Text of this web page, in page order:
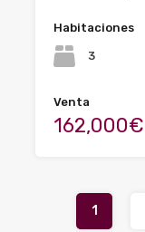
Habitaciones
3
Venta
162,000€
1